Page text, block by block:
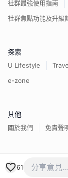
61
社群最強使用指南
社群焦點功能及升級
探索
U Lifestyle
e-zone
其他
關於我們 免責聲
香港經濟日報版權所有©